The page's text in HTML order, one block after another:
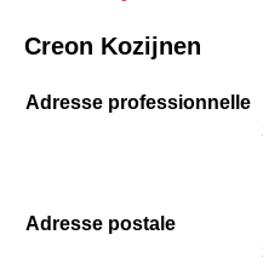
Creon Kozijnen
Adresse professionnelle
Adresse postale